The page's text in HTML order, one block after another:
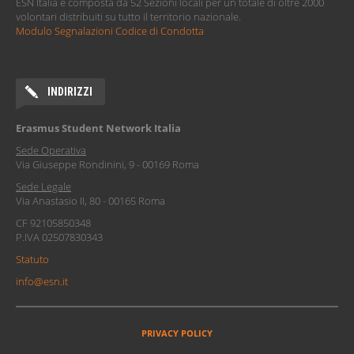
volontari distribuiti su tutto il territorio nazionale.
Modulo Segnalazioni Codice di Condotta
INDIRIZZI
Erasmus Student Network Italia
Sede Operativa
Via Giuseppe Rondinini, 9 - 00169 Roma
Sede Legale
Via Anastasio II, 80 - 00165 Roma
CF 92105850348
P.IVA 02507830343
Statuto
info@esn.it
PRIVACY POLICY